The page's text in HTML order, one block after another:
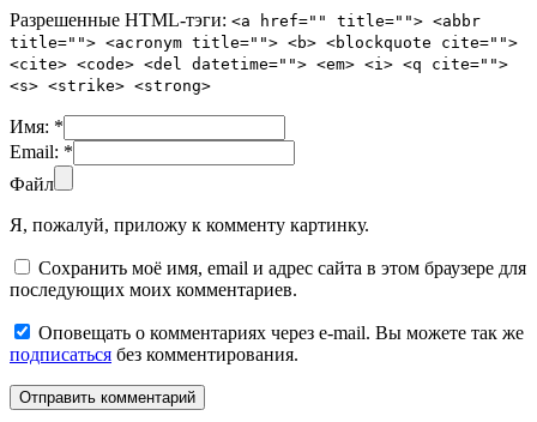
Разрешенные HTML-тэги: <a href="" title=""> <abbr
title=""> <acronym title=""> <b> <blockquote cite="">
<cite> <code> <del datetime=""> <em> <i> <q cite="">
<s> <strike> <strong>
Имя: *
Email: *
Файл
Я, пожалуй, приложу к комменту картинку.
Сохранить моё имя, email и адрес сайта в этом браузере для
последующих моих комментариев.
Оповещать о комментариях через e-mail. Вы можете так же
подписаться без комментирования.